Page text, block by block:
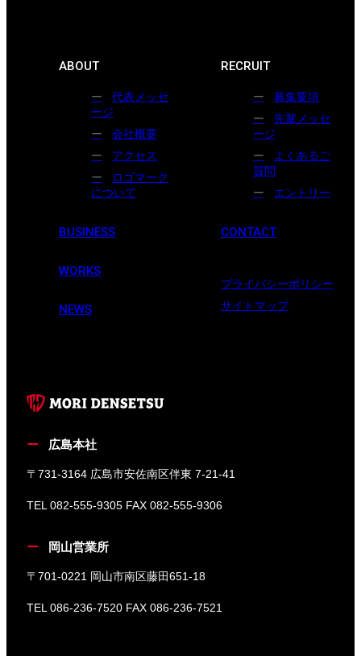
ABOUT
代表メッセ
ージ
会社概要
アクセス
ロゴマーク
について
BUSINESS
WORKS
NEWS
RECRUIT
募集要項
先輩メッセ
ージ
よくあるご
質問
エントリー
CONTACT
プライバシーポリシー
サイトマップ
広島本社
〒731-3164 広島市安佐南区伴東 7-21-41
TEL 082-555-9305 FAX 082-555-9306
岡山営業所
〒701-0221 岡山市南区藤田651-18
TEL 086-236-7520 FAX 086-236-7521